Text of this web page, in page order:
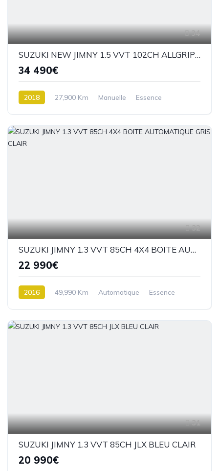
34
SUZUKI NEW JIMNY 1.5 VVT 102CH ALLGRIP PRIVILEGE 4X4 4 PLACES
34 490€
2018 27,900 Km Manuelle
Essence
32
SUZUKI JIMNY 1.3 VVT 85CH 4X4 BOITE AUTOMATIQUE GRIS CLAIR
22 990€
2016 49,990 Km Automatique
Essence
31
SUZUKI JIMNY 1.3 VVT 85CH JLX BLEU CLAIR
20 990€